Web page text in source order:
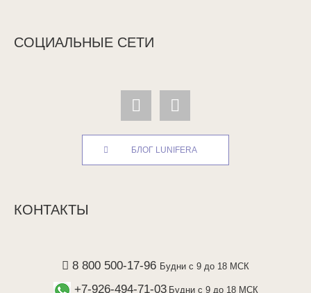
СОЦИАЛЬНЫЕ СЕТИ
БЛОГ LUNIFERA
КОНТАКТЫ
8 800 500-17-96 Будни с 9 до 18 МСК
+7-926-494-71-03 Будни с 9 до 18 МСК